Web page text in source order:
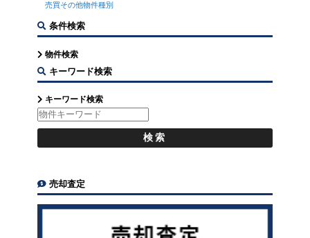
売買その他物件種別
条件検索
物件検索
キーワード検索
キーワード検索
売却査定